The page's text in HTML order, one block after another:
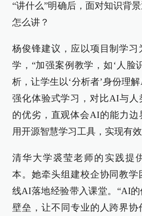
“讲什么”明确后，面对知识背
怎么讲？
杨俊锋建议，应以项目制学习
学，“加强案例教学，如‘人脸
析，让学生以‘分析者’身份理
强化体验式学习，对比AI与人
的优劣，直观体会AI的能力边
用开源智慧学习工具，实现有
清华大学裘莹老师的实践提
本。她牵头组建校企协同教学
线AI落地经验带入课堂。“AI
壁垒，让不同专业的人跨界协